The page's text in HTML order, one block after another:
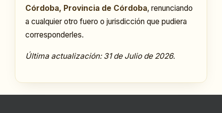
Córdoba, Provincia de Córdoba, renunciando
a cualquier otro fuero o jurisdicción que pudiera
corresponderles.
Última actualización: 31 de Julio de 2026.